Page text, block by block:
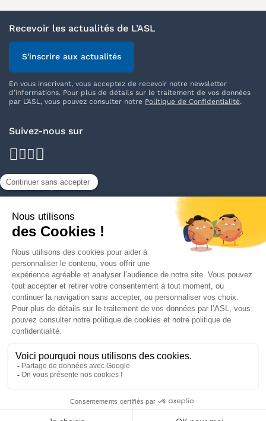
Recevoir les actualités de L’ASL
S'inscrire aux actualités
En vous inscrivant, vous acceptez de recevoir notre newsletter
d’informations. Pour plus de détails sur le traitement de vos données
par L’ASL, vous pouvez consulter notre Politique de Confidentialité.
Suivez-nous sur
facebook
instagram
linkedin
Nos délégations
Trouver votre délégation
Découvrir L'ASL
Vous protéger
Contact